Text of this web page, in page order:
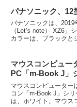
パナソニック、12
パナソニックは、2019
（Let’s note） XZ6」
カラーは、ブラックと
マウスコンピュー
PC「m-Book J」
マウスコンピューター
コン「m-Book J」シ
は、ホワイト。マウス